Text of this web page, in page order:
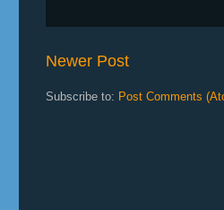
Newer Post
Subscribe to: Post Comments